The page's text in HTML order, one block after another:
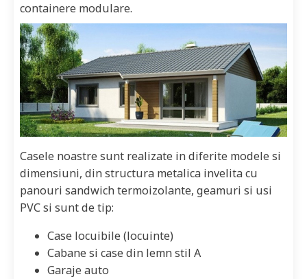
containere modulare.
Casele noastre sunt realizate in diferite modele si
dimensiuni, din structura metalica invelita cu
panouri sandwich termoizolante, geamuri si usi
PVC si sunt de tip:
Case locuibile (locuinte)
Cabane si case din lemn stil A
Garaje auto